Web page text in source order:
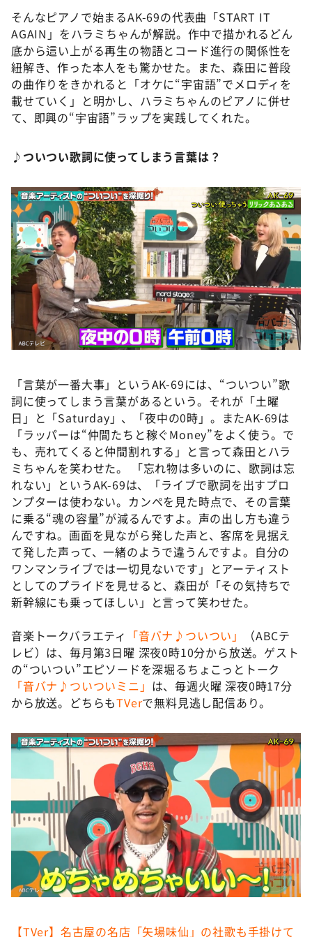
そんなピアノで始まるAK-69の代表曲「START IT
AGAIN」をハラミちゃんが解説。作中で描かれるどん
底から這い上がる再生の物語とコード進行の関係性を
紐解き、作った本人をも驚かせた。また、森田に普段
の曲作りをきかれると「オケに“宇宙語”でメロディを
載せていく」と明かし、ハラミちゃんのピアノに併せ
て、即興の“宇宙語”ラップを実践してくれた。
♪ついつい歌詞に使ってしまう言葉は？
「言葉が一番大事」というAK-69には、“ついつい”歌
詞に使ってしまう言葉があるという。それが「土曜
日」と「Saturday」、「夜中の0時」。またAK-69は
「ラッパーは“仲間たちと稼ぐMoney”をよく使う。で
も、売れてくると仲間割れする」と言って森田とハラ
ミちゃんを笑わせた。 「忘れ物は多いのに、歌詞は忘
れない」というAK-69は、「ライブで歌詞を出すプロ
ンプターは使わない。カンペを見た時点で、その言葉
に乗る“魂の容量”が減るんですよ。声の出し方も違う
んですね。画面を見ながら発した声と、客席を見据え
て発した声って、一緒のようで違うんですよ。自分の
ワンマンライブでは一切見ないです」とアーティスト
としてのプライドを見せると、森田が「その気持ちで
新幹線にも乗ってほしい」と言って笑わせた。
音楽トークバラエティ 「音バナ♪ついつい」
（ABCテ
レビ）は、毎月第3日曜 深夜0時10分から放送。ゲスト
の“ついつい”エピソードを深堀るちょこっとトーク
「音バナ♪ついついミニ」 は、毎週火曜 深夜0時17分
から放送。どちらもTVerで無料見逃し配信あり。
【TVer】名古屋の名店「矢場味仙」の社歌も手掛けて